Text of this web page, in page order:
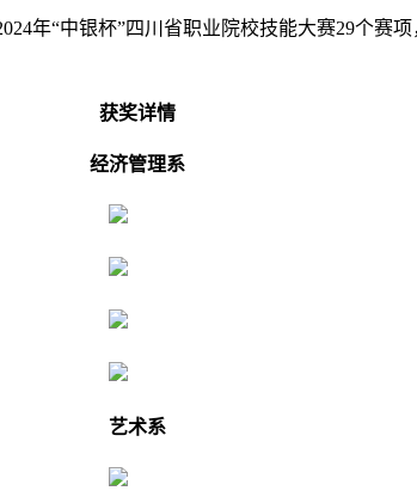
年“中银杯”四川省职业院校技能大赛29个赛
获奖详情
经济管理系
艺术系